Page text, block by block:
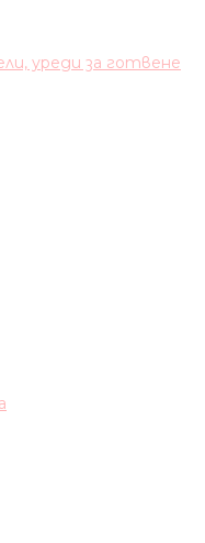
уреди за готвене